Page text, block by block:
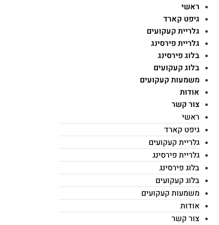
ראשי
גיפט קארד
גלריית קעקועים
גלריית פירסינג
בלוג פירסינג
בלוג קעקועים
משמעות קעקועים
אודות
צור קשר
ראשי
גיפט קארד
גלריית קעקועים
גלריית פירסינג
בלוג פירסינג
בלוג קעקועים
משמעות קעקועים
אודות
צור קשר